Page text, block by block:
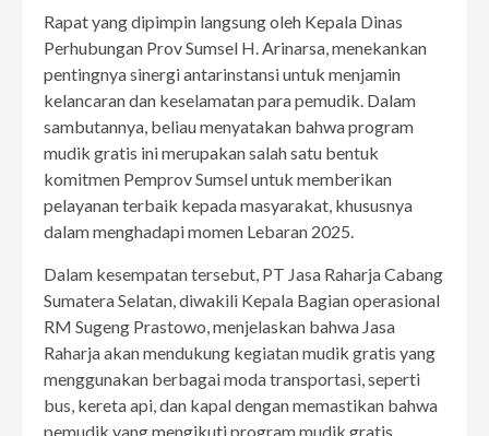
Rapat yang dipimpin langsung oleh Kepala Dinas
Perhubungan Prov Sumsel H. Arinarsa, menekankan
pentingnya sinergi antarinstansi untuk menjamin
kelancaran dan keselamatan para pemudik. Dalam
sambutannya, beliau menyatakan bahwa program
mudik gratis ini merupakan salah satu bentuk
komitmen Pemprov Sumsel untuk memberikan
pelayanan terbaik kepada masyarakat, khususnya
dalam menghadapi momen Lebaran 2025.
Dalam kesempatan tersebut, PT Jasa Raharja Cabang
Sumatera Selatan, diwakili Kepala Bagian operasional
RM Sugeng Prastowo, menjelaskan bahwa Jasa
Raharja akan mendukung kegiatan mudik gratis yang
menggunakan berbagai moda transportasi, seperti
bus, kereta api, dan kapal dengan memastikan bahwa
pemudik yang mengikuti program mudik gratis